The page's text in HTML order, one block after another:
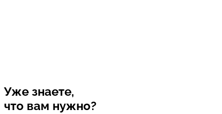
Уже знаете,
что вам нужно?